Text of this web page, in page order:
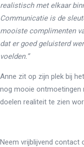
realistisch met elkaar
Communicatie is de
mooiste complimenten
dat er goed geluisterd
voelden.”
Anne zit op zijn plek bij
nog mooie ontmoetingen
doelen realiteit te zien
Neem vrijblijvend contact